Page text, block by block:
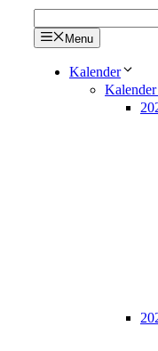
Menu
Kalender
Kalender